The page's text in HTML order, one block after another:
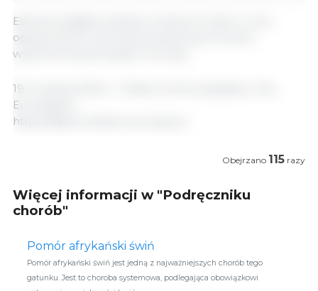
Estonia podjęła wszelkie możliwe środki w celu
ograniczenia rozprzestrzeniania się choroby i
wyeliminowania ognisk choroby.
19 września 2025 r. / Rada Unii Europejskiej. Unia
Europejska.
https://data.consilium.europa.eu
Obejrzano 115 razy
Więcej informacji w "Podręczniku
chorób"
Pomór afrykański świń
Pomór afrykański świń jest jedną z najważniejszych chorób tego
gatunku. Jest to choroba systemowa, podlegająca obowiązkowi